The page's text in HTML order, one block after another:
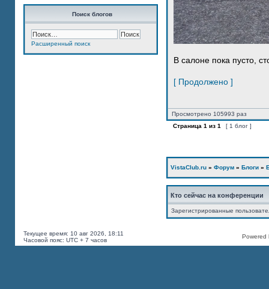
Поиск блогов
Расширенный поиск
В салоне пока пусто,
[ Продолжено ]
Просмотрено 105993 раз
Страница 1 из 1 [ 1 блог ]
VistaClub.ru » Форум » Блоги »
Кто сейчас на конференции
Зарегистрированные
Текущее время: 10 авг 2026, 18:11
Часовой пояс: UTC + 7 часов
Powered